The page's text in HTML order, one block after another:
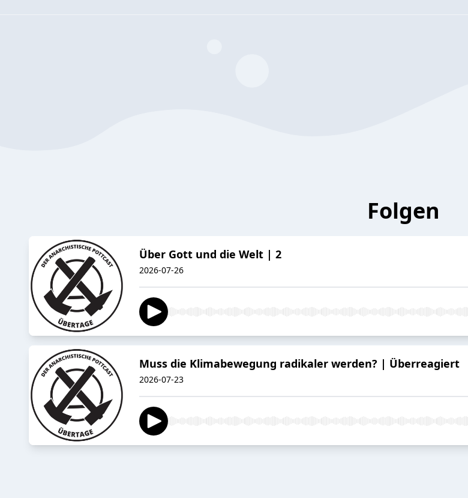
Folgen
Über Gott und die Welt | 2
2026-07-26
Muss die Klimabewegung radikaler werden? | Überreagiert
2026-07-23